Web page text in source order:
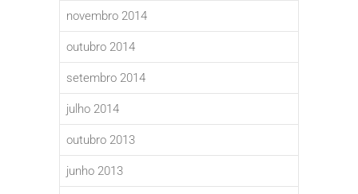
novembro 2014
outubro 2014
setembro 2014
julho 2014
outubro 2013
junho 2013